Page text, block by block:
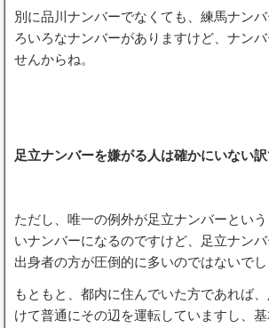
別に品川ナンバーでなくても、練馬ナン
ろいろなナンバーがありますけど、ナン
せんからね。
足立ナンバーを嫌がる人は確かにいない
ただし、唯一の例外が足立ナンバーとい
いナンバーになるのですけど、足立ナン
出身者の方が圧倒的に多いのではないでし
もともと、都内に住んでいた方であれば
けて普通にその辺を運転していますし、